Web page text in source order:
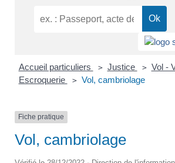
Accueil particuliers > Justice > Vol -
Escroquerie
> Vol, cambriolage
Fiche pratique
Vol, cambriolage